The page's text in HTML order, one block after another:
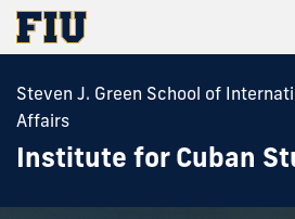
Steven J. Green School of
Affairs
Institute for Cuban